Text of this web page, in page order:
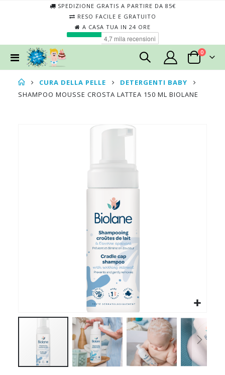
SPEDIZIONE GRATIS A PARTIRE DA 85€
RESO FACILE E GRATUITO
A CASA TUA IN 24 ORE
Toggle
Nav
Cart
0elementi
CURA DELLA PELLE
DETERGENTI BABY
SHAMPOO MOUSSE CROSTA LATTEA 150 ML BIOLANE